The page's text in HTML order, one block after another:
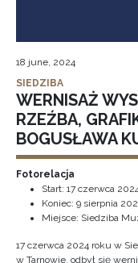
18 june, 2024
SIEDZIBA
WERNISAŻ
RZEŹBA,
BOGUSŁAWA
Fotorelacja
Start: 17 czerwca
Koniec: 9 sierpnia
Miejsce: Siedziba
17 czerwca 2024 roku w
w Tarnowie, odbył się